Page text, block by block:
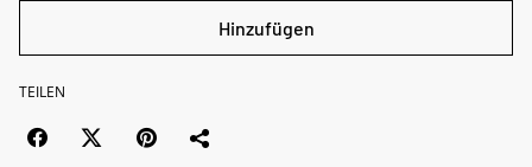
Hinzufügen
TEILEN